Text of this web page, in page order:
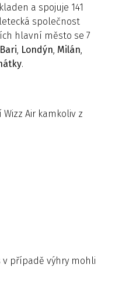
a spojuje 141
společnost
hlavní město se 7
Bari, Londýn, Milán,
.
Air kamkoliv z
v případě výhry mohli